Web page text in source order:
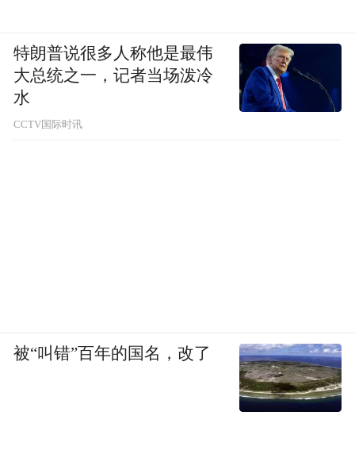
特朗普说很多人称他是最伟
大总统之一，记者当场泼冷
水
CCTV国际时讯
被“叫错”百年的国名，改了